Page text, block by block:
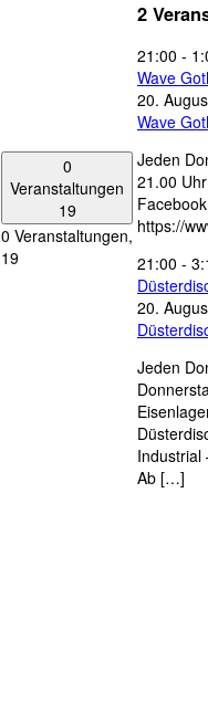
0
Veranstaltungen
19
0 Veranstaltungen,
19
2
21:00 -
Wave
20.
Wave
Jeden
21.00
https://
21:00 -
20.
Jeden
Industrial
Ab […]